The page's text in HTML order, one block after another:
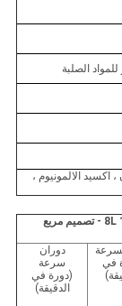
، اكسيد الالمونيوم ،
في
دوران
سرعة
(دورة في
الدقيقة)